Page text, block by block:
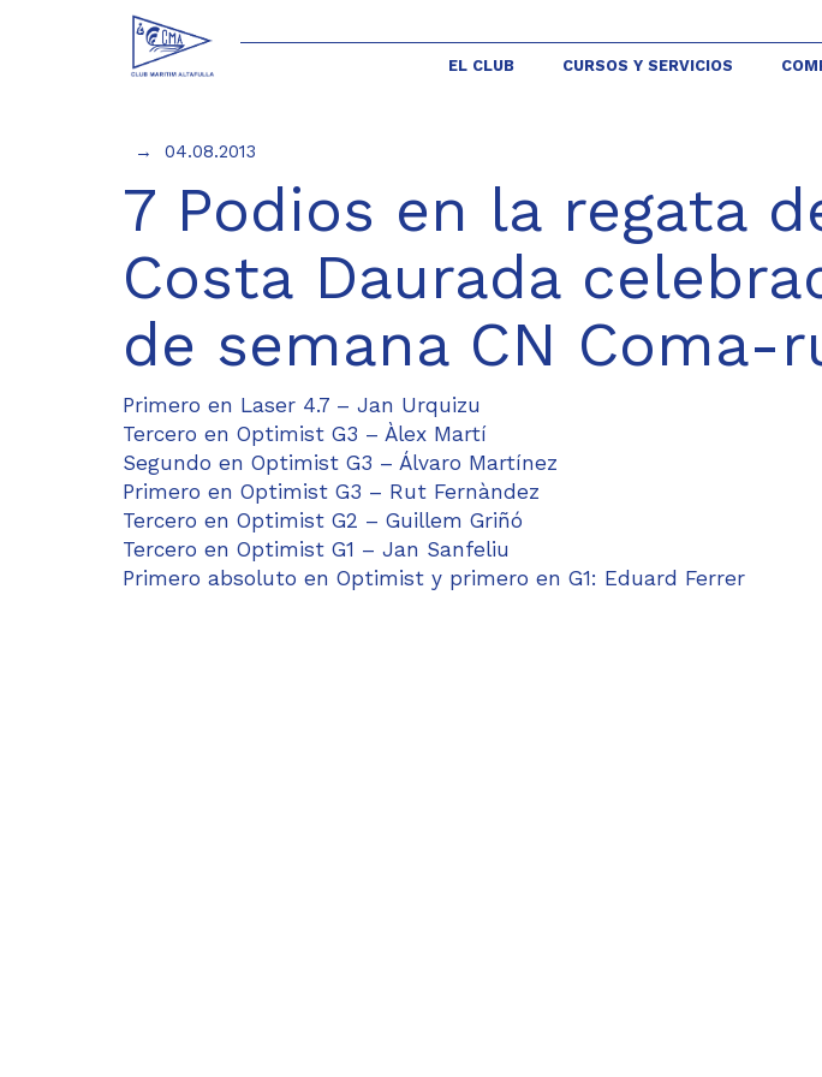
EL CLUB CURSOS Y SERVICIOS
04.08.2013
7 Podios en la regata
Costa Daurada
de semana CN Coma-
Primero en Laser 4.7 – Jan Urquizu
Tercero en Optimist G3 – Àlex Martí
Segundo en Optimist G3 – Álvaro Martínez
Primero en Optimist G3 – Rut Fernàndez
Tercero en Optimist G2 – Guillem Griñó
Tercero en Optimist G1 – Jan Sanfeliu
Primero absoluto en Optimist y primero en G1: Eduard Ferrer